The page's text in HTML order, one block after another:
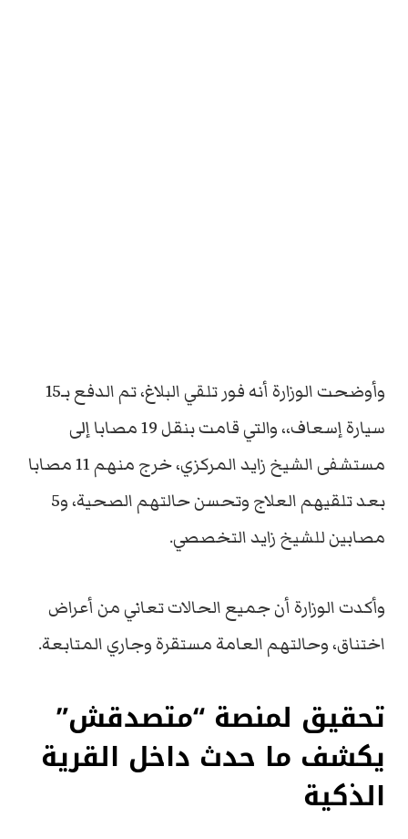
وأوضحت الوزارة أنه فور تلقي البلاغ، تم الدفع بـ15
سيارة إسعاف،، والتي قامت بنقل 19 مصابا إلى
مستشفى الشيخ زايد المركزي، خرج منهم 11 مصابا
بعد تلقيهم العلاج وتحسن حالتهم الصحية، و5
مصابين للشيخ زايد التخصصي.
وأكدت الوزارة أن جميع الحالات تعاني من أعراض
اختناق، وحالتهم العامة مستقرة وجاري المتابعة.
تحقيق لمنصة “متصدقش”
يكشف ما حدث داخل القرية
الذكية